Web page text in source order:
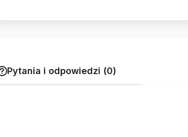
Pytania i odpowiedzi (0)